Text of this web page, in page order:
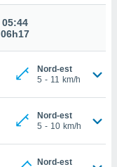
05:44
06h17
Nord-est
5 - 11 km/h
Nord-est
5 - 10 km/h
Nord-est